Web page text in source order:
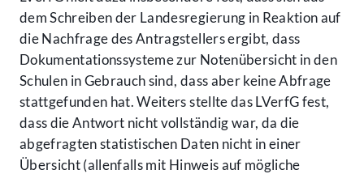
dem Schreiben der Landesregierung in Reaktion auf
die Nachfrage des Antragstellers ergibt, dass
Dokumentationssysteme zur Notenübersicht in den
Schulen in Gebrauch sind, dass aber keine Abfrage
stattgefunden hat. Weiters stellte das LVerfG fest,
dass die Antwort nicht vollständig war, da die
abgefragten statistischen Daten nicht in einer
Übersicht (allenfalls mit Hinweis auf mögliche